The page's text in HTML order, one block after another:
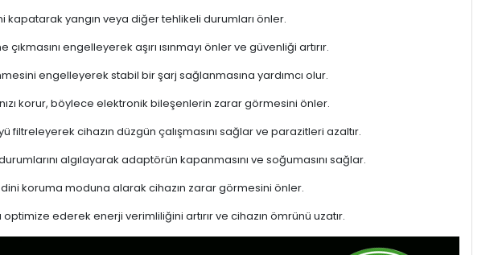
kapatarak yangın veya diğer tehlikeli durumları önler.
engelleyerek aşırı ısınmayı önler ve güvenliği artırır.
engelleyerek stabil bir şarj sağlanmasına yardımcı olur.
korur, böylece elektronik bileşenlerin zarar görmesini önler.
filtreleyerek cihazın düzgün çalışmasını sağlar ve parazitleri azaltır.
algılayarak adaptörün kapanmasını ve soğumasını sağlar.
koruma moduna alarak cihazın zarar görmesini önler.
optimize ederek enerji verimliliğini artırır ve cihazın ömrünü uzatır.